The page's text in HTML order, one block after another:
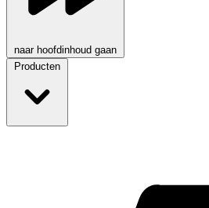
naar hoofdinhoud gaan
Producten